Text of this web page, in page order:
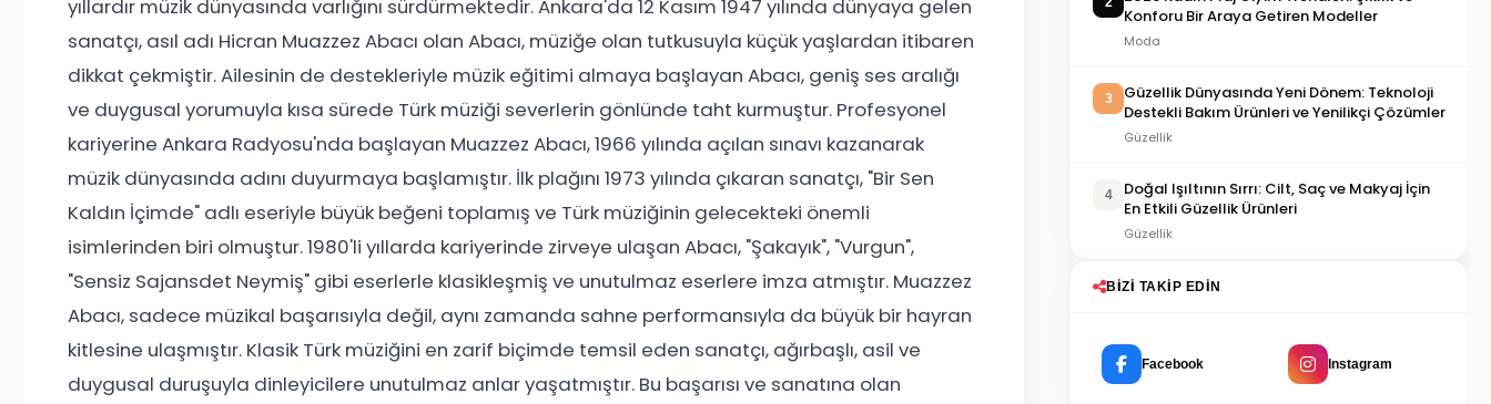
yıllardır müzik dünyasında varlığını sürdürmektedir. Ankara'da 12 Kasım 1947 yılında dünyaya gelen
sanatçı, asıl adı Hicran Muazzez Abacı olan Abacı, müziğe olan tutkusuyla küçük yaşlardan itibaren
dikkat çekmiştir. Ailesinin de destekleriyle müzik eğitimi almaya başlayan Abacı, geniş ses aralığı
ve duygusal yorumuyla kısa sürede Türk müziği severlerin gönlünde taht kurmuştur. Profesyonel
kariyerine Ankara Radyosu'nda başlayan Muazzez Abacı, 1966 yılında açılan sınavı kazanarak
müzik dünyasında adını duyurmaya başlamıştır. İlk plağını 1973 yılında çıkaran sanatçı, "Bir Sen
Kaldın İçimde" adlı eseriyle büyük beğeni toplamış ve Türk müziğinin gelecekteki önemli
isimlerinden biri olmuştur. 1980'li yıllarda kariyerinde zirveye ulaşan Abacı, "Şakayık", "Vurgun",
"Sensiz Sajansdet Neymiş" gibi eserlerle klasikleşmiş ve unutulmaz eserlere imza atmıştır. Muazzez
Abacı, sadece müzikal başarısıyla değil, aynı zamanda sahne performansıyla da büyük bir hayran
kitlesine ulaşmıştır. Klasik Türk müziğini en zarif biçimde temsil eden sanatçı, ağırbaşlı, asil ve
duygusal duruşuyla dinleyicilere unutulmaz anlar yaşatmıştır. Bu başarısı ve sanatına olan
Konforu Bir Araya Getiren Modeller
Moda
3
Güzellik Dünyasında Yeni Dönem: Teknoloji
Destekli Bakım Ürünleri ve Yenilikçi Çözümler
Güzellik
4
Doğal Işıltının Sırrı: Cilt, Saç ve Makyaj İçin
En Etkili Güzellik Ürünleri
Güzellik
BIZI TAKIP EDIN
Facebook Instagram